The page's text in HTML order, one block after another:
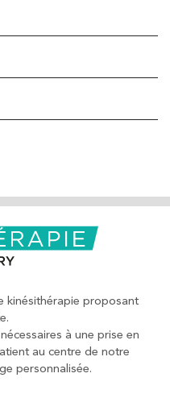
kinésithérapie proposant
à une prise en
au centre de notre
personnalisée.